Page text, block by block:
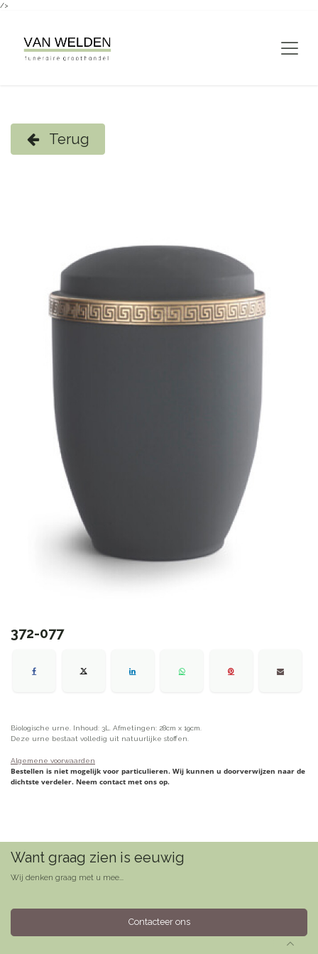
/>
Terug
372-077
Biologische urne. Inhoud: 3L. Afmetingen: 28cm x 19cm.
Deze urne bestaat volledig uit natuurlijke stoffen.
Algemene voorwaarden
Bestellen is niet mogelijk voor particulieren. Wij kunnen u doorverwijzen naar de
dichtste verdeler. Neem contact met ons op.
Want graag zien is eeuwig
Wij denken graag met u mee...
Contacteer ons